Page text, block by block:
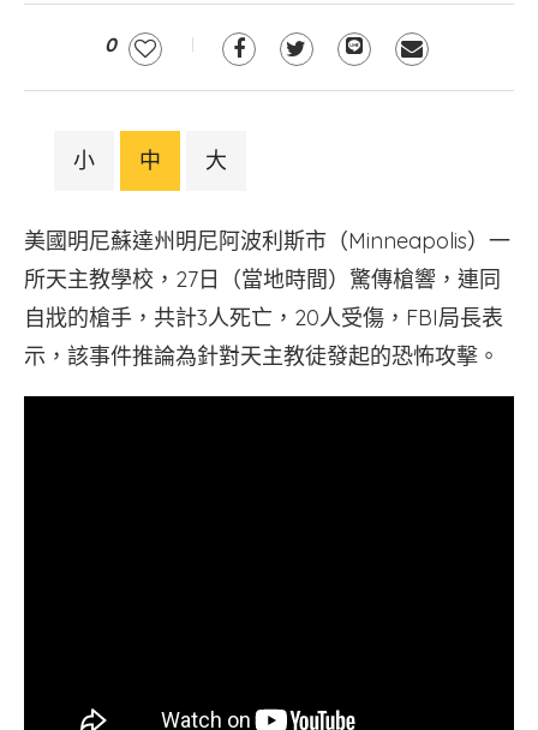
0
小 中 大
美國明尼蘇達州明尼阿波利斯市（Minneapolis）一
所天主教學校，27日（當地時間）驚傳槍響，連同
自戕的槍手，共計3人死亡，20人受傷，FBI局長表
示，該事件推論為針對天主教徒發起的恐怖攻擊。